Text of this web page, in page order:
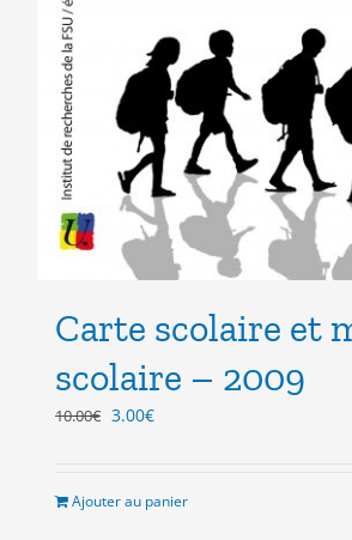
Carte scolaire et
scolaire – 2009
10.00€ Le
3.00€Le
est :
Ajouter au panier